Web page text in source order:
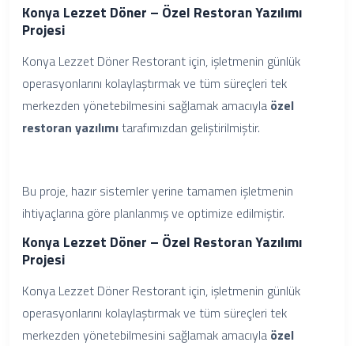
Konya Lezzet Döner – Özel Restoran Yazılımı
Projesi
Konya Lezzet Döner Restorant için, işletmenin günlük
operasyonlarını kolaylaştırmak ve tüm süreçleri tek
merkezden yönetebilmesini sağlamak amacıyla özel
restoran yazılımıtarafımızdan geliştirilmiştir.
Bu proje, hazır sistemler yerine tamamen işletmenin
ihtiyaçlarına göre planlanmış ve optimize edilmiştir.
Konya Lezzet Döner – Özel Restoran Yazılımı
Projesi
Konya Lezzet Döner Restorant için, işletmenin günlük
operasyonlarını kolaylaştırmak ve tüm süreçleri tek
merkezden yönetebilmesini sağlamak amacıyla özel